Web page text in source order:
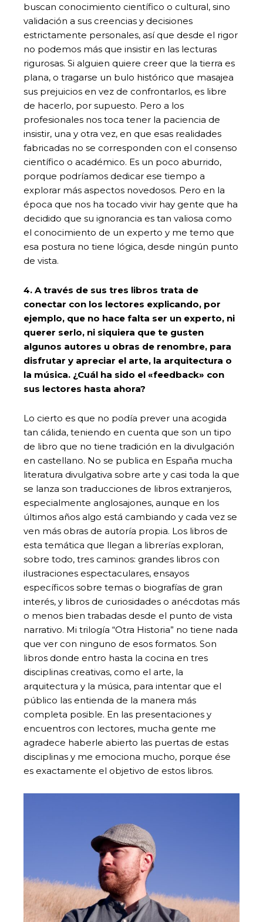
buscan conocimiento científico o cultural, sino
validación a sus creencias y decisiones
estrictamente personales, así que desde el rigor
no podemos más que insistir en las lecturas
rigurosas. Si alguien quiere creer que la tierra es
plana, o tragarse un bulo histórico que masajea
sus prejuicios en vez de confrontarlos, es libre
de hacerlo, por supuesto. Pero a los
profesionales nos toca tener la paciencia de
insistir, una y otra vez, en que esas realidades
fabricadas no se corresponden con el consenso
científico o académico. Es un poco aburrido,
porque podríamos dedicar ese tiempo a
explorar más aspectos novedosos. Pero en la
época que nos ha tocado vivir hay gente que ha
decidido que su ignorancia es tan valiosa como
el conocimiento de un experto y me temo que
esa postura no tiene lógica, desde ningún punto
de vista.
4. A través de sus tres libros trata de
conectar con los lectores explicando, por
ejemplo, que no hace falta ser un experto, ni
querer serlo, ni siquiera que te gusten
algunos autores u obras de renombre, para
disfrutar y apreciar el arte, la arquitectura o
la música. ¿Cuál ha sido el «feedback» con
sus lectores hasta ahora?
Lo cierto es que no podía prever una acogida
tan cálida, teniendo en cuenta que son un tipo
de libro que no tiene tradición en la divulgación
en castellano. No se publica en España mucha
literatura divulgativa sobre arte y casi toda la que
se lanza son traducciones de libros extranjeros,
especialmente anglosajones, aunque en los
últimos años algo está cambiando y cada vez se
ven más obras de autoría propia. Los libros de
esta temática que llegan a librerías exploran,
sobre todo, tres caminos: grandes libros con
ilustraciones espectaculares, ensayos
específicos sobre temas o biografías de gran
interés, y libros de curiosidades o anécdotas más
o menos bien trabadas desde el punto de vista
narrativo. Mi trilogía “Otra Historia” no tiene nada
que ver con ninguno de esos formatos. Son
libros donde entro hasta la cocina en tres
disciplinas creativas, como el arte, la
arquitectura y la música, para intentar que el
público las entienda de la manera más
completa posible. En las presentaciones y
encuentros con lectores, mucha gente me
agradece haberle abierto las puertas de estas
disciplinas y me emociona mucho, porque ése
es exactamente el objetivo de estos libros.